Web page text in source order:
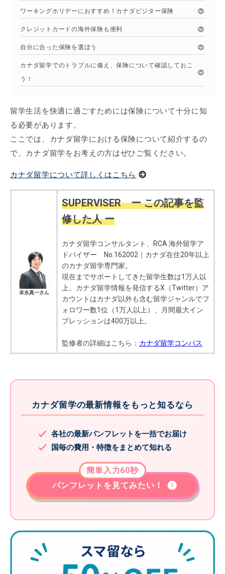
ワーキングホリデーにおすすめ！カナダビジター保険
クレジットカードの海外保険も便利
自分に合った保険を選ぼう
カナダ留学でのトラブルに備え、保険について確認しておこ
う！
留学生活を快適に過ごすためには保険について十分に知
る必要があります。
ここでは、カナダ留学における保険について紹介するの
で、カナダ留学をお考えの方はぜひご覧ください。
カナダ留学について詳しくはこちら
末永真一さん
SUPERVISER ー この記事を監
修した人 ー
カナダ留学コンサルタント、RCA 海外留学ア
ドバイザー No.162002｜カナダ在住20年以上
のカナダ留学専門家。
現在までサポートしてきた留学生数は1万人以
上。カナダ留学情報を発信するX（Twitter）ア
カウントはカナダ以外も含む留学ジャンルでフ
ォロワー数1位（1万人以上）、月間最大イン
プレッションは400万以上。
監修者の詳細はこちら： カナダ留学コンパス
カナダ留学の最新情報をもっと知るなら
各社の最新パンフレットを一括でお届け
国毎の費用・特徴をまとめて知れる
パンフレットを見てみたい！
簡単入力60秒